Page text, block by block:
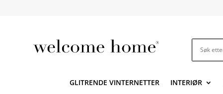
GLITRENDE VINTERNETTER INTERIØR